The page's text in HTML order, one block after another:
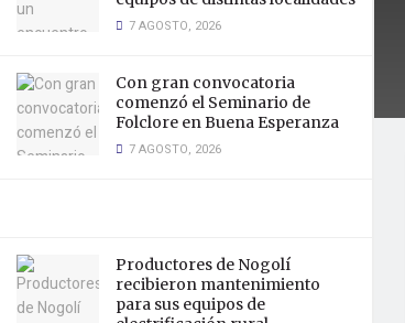
7 AGOSTO, 2026
Con gran convocatoria
comenzó el Seminario de
Folclore en Buena Esperanza
7 AGOSTO, 2026
Productores de Nogolí
recibieron mantenimiento
para sus equipos de